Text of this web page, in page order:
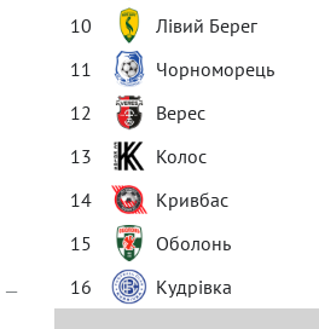
—
10
Лівий Берег
11
Чорноморець
12
Верес
13
Колос
14
Кривбас
15
Оболонь
16
Кудрівка